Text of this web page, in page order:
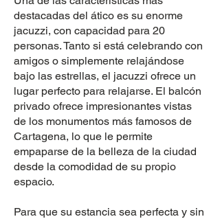
destacadas del ático es su enorme
jacuzzi, con capacidad para 20
personas. Tanto si está celebrando con
amigos o simplemente relajándose
bajo las estrellas, el jacuzzi ofrece un
lugar perfecto para relajarse. El balcón
privado ofrece impresionantes vistas
de los monumentos más famosos de
Cartagena, lo que le permite
empaparse de la belleza de la ciudad
desde la comodidad de su propio
espacio.
Para que su estancia sea perfecta y sin